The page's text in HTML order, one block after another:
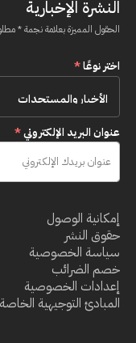
النشرة الإخبارية
الحقول المميزة بعلامة نجمة *
اختر نوعًا*
عنوان البريد الإلكتروني*
إمكانية الوصول
حقوق النشر
سياسة الخصوصية
خصم الضرائب
إعدادات الخصوصية
المبادئ التوجيهية